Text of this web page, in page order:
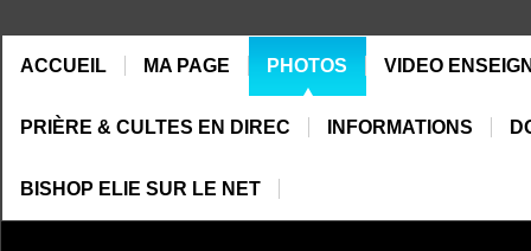
ACCUEIL MA PAGE PHOTOS VIDEO
PRIÈRE & CULTES EN DIREC INFORMATIONS
BISHOP ELIE SUR LE NET